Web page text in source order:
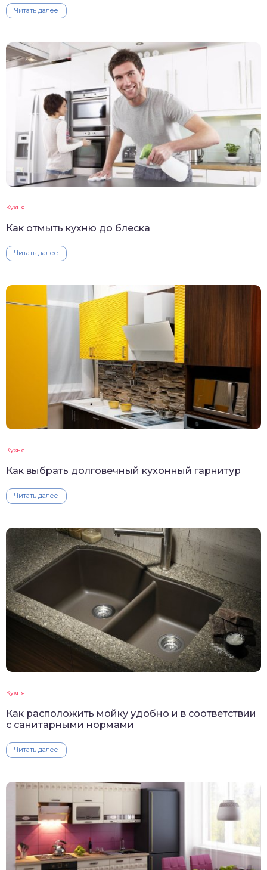
Читать далее
Кухня
Как отмыть кухню до блеска
Читать далее
Кухня
Как выбрать долговечный кухонный гарнитур
Читать далее
Кухня
Как расположить мойку удобно и в соответствии
с санитарными нормами
Читать далее